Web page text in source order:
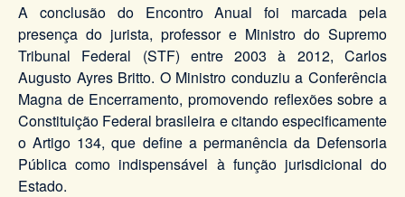
A conclusão do Encontro Anual foi marcada pela
presença do jurista, professor e Ministro do Supremo
Tribunal Federal (STF) entre 2003 à 2012, Carlos
Augusto Ayres Britto. O Ministro conduziu a Conferência
Magna de Encerramento, promovendo reflexões sobre a
Constituição Federal brasileira e citando especificamente
o Artigo 134, que define a permanência da Defensoria
Pública como indispensável à função jurisdicional do
Estado.